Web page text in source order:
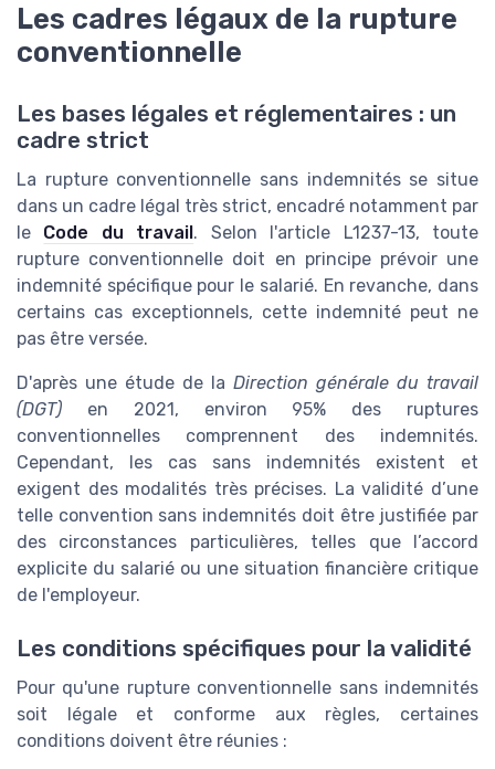
Les cadres légaux de la rupture
conventionnelle
Les bases légales et réglementaires : un
cadre strict
La rupture conventionnelle sans indemnités se situe
dans un cadre légal très strict, encadré notamment par
le Code du travail. Selon l'article L1237-13, toute
rupture conventionnelle doit en principe prévoir une
indemnité spécifique pour le salarié. En revanche, dans
certains cas exceptionnels, cette indemnité peut ne
pas être versée.
D'après une étude de la Direction générale du travail
(DGT) en 2021, environ 95% des ruptures
conventionnelles comprennent des indemnités.
Cependant, les cas sans indemnités existent et
exigent des modalités très précises. La validité d’une
telle convention sans indemnités doit être justifiée par
des circonstances particulières, telles que l’accord
explicite du salarié ou une situation financière critique
de l'employeur.
Les conditions spécifiques pour la validité
Pour qu'une rupture conventionnelle sans indemnités
soit légale et conforme aux règles, certaines
conditions doivent être réunies :